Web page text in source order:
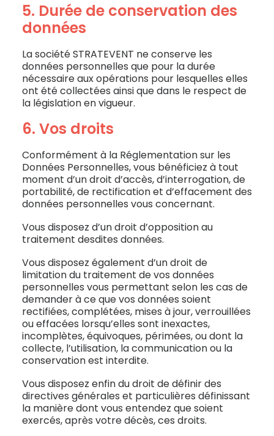
5. Durée de conservation des
données
La société STRATEVENT ne conserve les
données personnelles que pour la durée
nécessaire aux opérations pour lesquelles elles
ont été collectées ainsi que dans le respect de
la législation en vigueur.
6. Vos droits
Conformément à la Réglementation sur les
Données Personnelles, vous bénéficiez à tout
moment d’un droit d’accès, d’interrogation, de
portabilité, de rectification et d’effacement des
données personnelles vous concernant.
Vous disposez d’un droit d’opposition au
traitement desdites données.
Vous disposez également d’un droit de
limitation du traitement de vos données
personnelles vous permettant selon les cas de
demander à ce que vos données soient
rectifiées, complétées, mises à jour, verrouillées
ou effacées lorsqu’elles sont inexactes,
incomplètes, équivoques, périmées, ou dont la
collecte, l’utilisation, la communication ou la
conservation est interdite.
Vous disposez enfin du droit de définir des
directives générales et particulières définissant
la manière dont vous entendez que soient
exercés, après votre décès, ces droits.